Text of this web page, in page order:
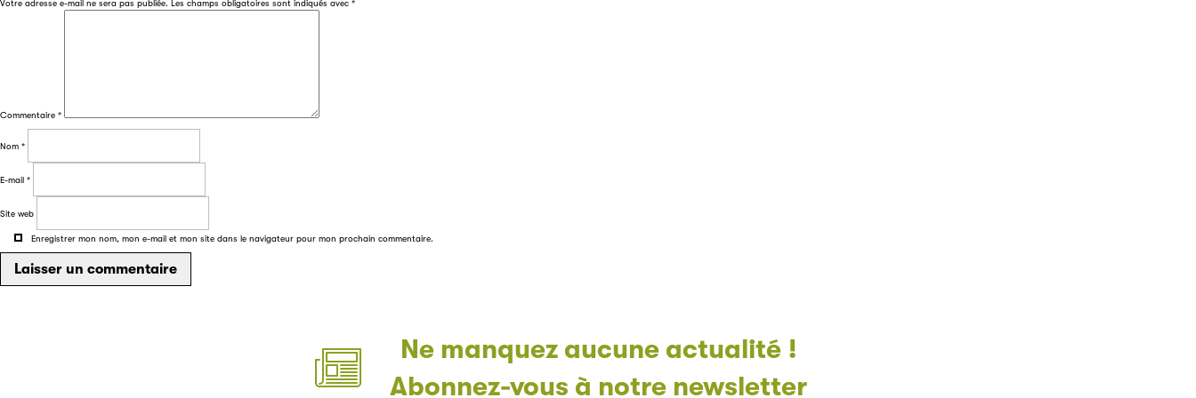
Votre adresse e-mail ne sera pas publiée. Les champs obligatoires sont indiqués avec *
Commentaire *
Nom *
E-mail *
Site web
Enregistrer mon nom, mon e-mail et mon site dans le navigateur pour mon prochain commentaire.
Ne manquez aucune actualité !
Abonnez-vous à notre newsletter